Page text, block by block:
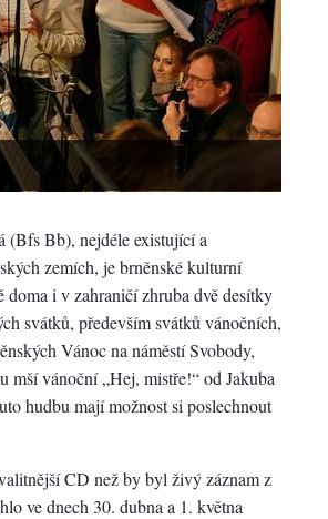
(Bfs Bb), nejdéle existující a
zemích, je brněnské kulturní
i v zahraničí zhruba dvě desítky
svátků, především svátků vánočních,
Vánoc na náměstí Svobody,
mší vánoční „Hej, mistře!“ od Jakuba
hudbu mají možnost si poslechnout
CD než by byl živý záznam z
ve dnech 30. dubna a 1. května